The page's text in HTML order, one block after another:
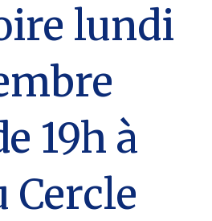
lundi
19h à
Cercle